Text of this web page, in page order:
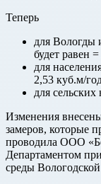
Теперь
для Вологды
будет равен
для
2,53 куб.м/
для
Изменения
замеров, которые
проводила ООО
Департаментом
среды